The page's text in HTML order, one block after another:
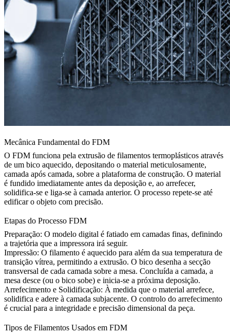
Mecânica Fundamental do FDM
O FDM funciona pela extrusão de filamentos termoplásticos através
de um bico aquecido, depositando o material meticulosamente,
camada após camada, sobre a plataforma de construção. O material
é fundido imediatamente antes da deposição e, ao arrefecer,
solidifica-se e liga-se à camada anterior. O processo repete-se até
edificar o objeto com precisão.
Etapas do Processo FDM
Preparação: O modelo digital é fatiado em camadas finas, definindo
a trajetória que a impressora irá seguir.
Impressão: O filamento é aquecido para além da sua temperatura de
transição vítrea, permitindo a extrusão. O bico desenha a secção
transversal de cada camada sobre a mesa. Concluída a camada, a
mesa desce (ou o bico sobe) e inicia-se a próxima deposição.
Arrefecimento e Solidificação: À medida que o material arrefece,
solidifica e adere à camada subjacente. O controlo do arrefecimento
é crucial para a integridade e precisão dimensional da peça.
Tipos de Filamentos Usados em FDM